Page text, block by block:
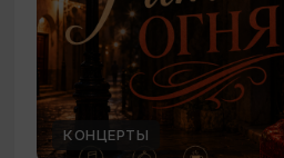
КОНЦЕРТЫ